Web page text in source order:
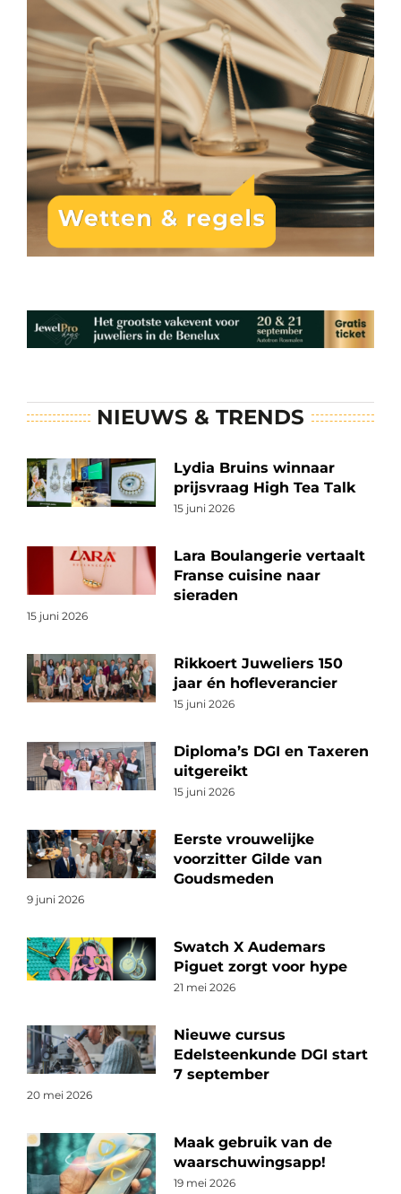
NIEUWS & TRENDS
Lydia Bruins winnaar
prijsvraag High Tea Talk
15 juni 2026
Lara Boulangerie vertaalt
Franse cuisine naar
sieraden
15 juni 2026
Rikkoert Juweliers 150
jaar én hofleverancier
15 juni 2026
Diploma’s DGI en Taxeren
uitgereikt
15 juni 2026
Eerste vrouwelijke
voorzitter Gilde van
Goudsmeden
9 juni 2026
Swatch X Audemars
Piguet zorgt voor hype
21 mei 2026
Nieuwe cursus
Edelsteenkunde DGI start
7 september
20 mei 2026
Maak gebruik van de
waarschuwingsapp!
19 mei 2026